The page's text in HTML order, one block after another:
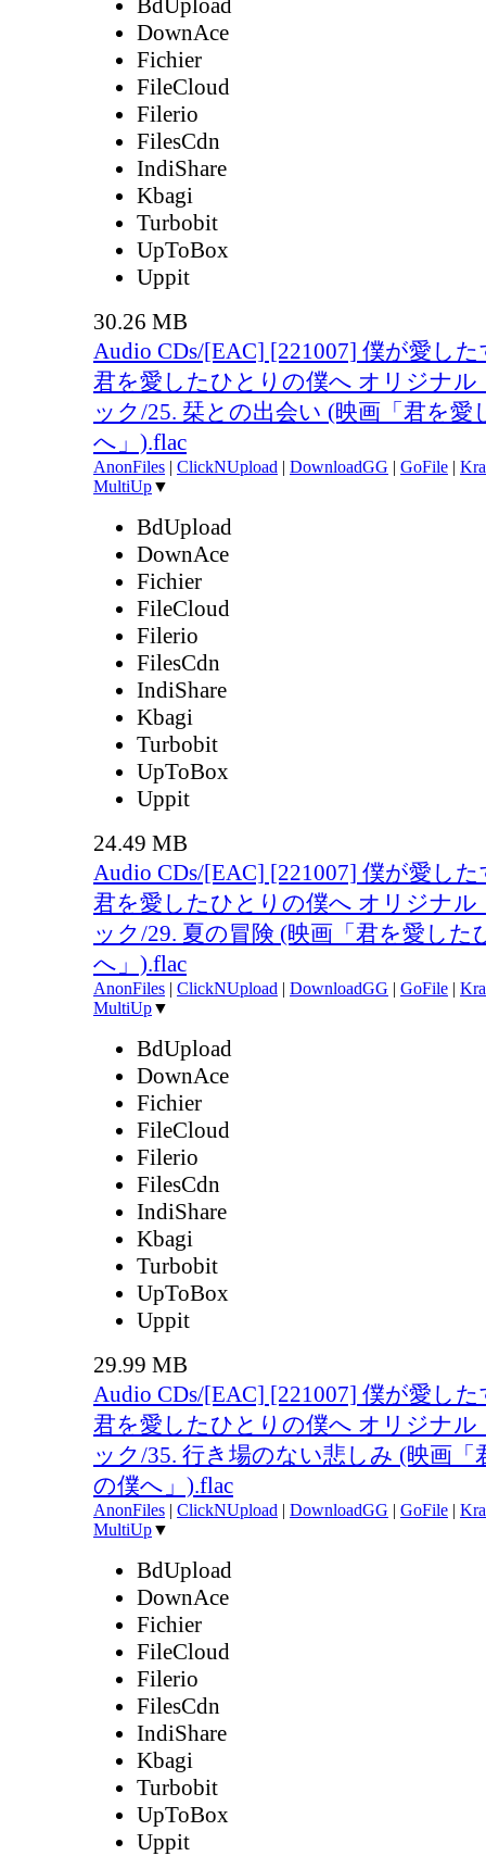
BdUpload
DownAce
Fichier
FileCloud
Filerio
FilesCdn
IndiShare
Kbagi
Turbobit
UpToBox
Uppit
30.26 MB
Audio CDs/[EAC] [221007] 僕が愛し
君を愛したひとりの僕へ オリジナ
ック/25. 栞との出会い (映画「君を愛
へ」).flac
AnonFiles | ClickNUpload | DownloadGG | GoFile |
MultiUp▼
BdUpload
DownAce
Fichier
FileCloud
Filerio
FilesCdn
IndiShare
Kbagi
Turbobit
UpToBox
Uppit
24.49 MB
Audio CDs/[EAC] [221007] 僕が愛し
君を愛したひとりの僕へ オリジナ
ック/29. 夏の冒険 (映画「君を愛した
へ」).flac
AnonFiles | ClickNUpload | DownloadGG | GoFile |
MultiUp▼
BdUpload
DownAce
Fichier
FileCloud
Filerio
FilesCdn
IndiShare
Kbagi
Turbobit
UpToBox
Uppit
29.99 MB
Audio CDs/[EAC] [221007] 僕が愛し
君を愛したひとりの僕へ オリジナ
ック/35. 行き場のない悲しみ (映画
の僕へ」).flac
AnonFiles | ClickNUpload | DownloadGG | GoFile |
MultiUp▼
BdUpload
DownAce
Fichier
FileCloud
Filerio
FilesCdn
IndiShare
Kbagi
Turbobit
UpToBox
Uppit